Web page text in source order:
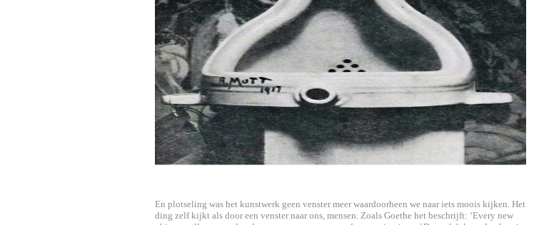
En plotseling was het kunstwerk geen venster meer waardoorheen we naar iets moois kijken. Het
ding zelf kijkt als door een venster naar ons, mensen. Zoals Goethe het beschrijft: ‘Every new